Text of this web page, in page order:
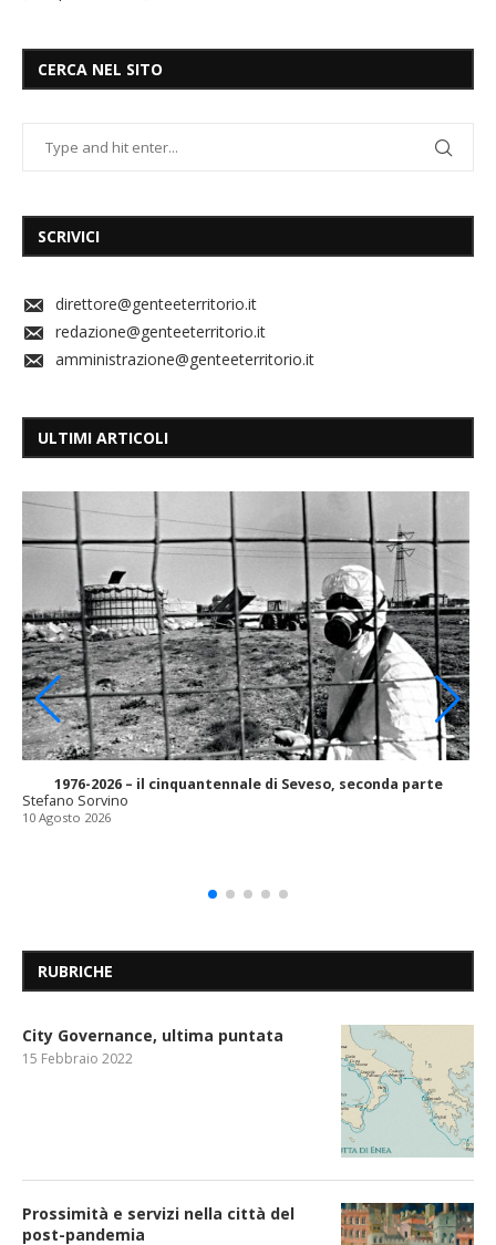
CERCA NEL SITO
SCRIVICI
direttore@genteeterritorio.it
redazione@genteeterritorio.it
amministrazione@genteeterritorio.it
ULTIMI ARTICOLI
1976-2026 – il cinquantennale di Seveso, seconda parte
Stefano Sorvino
10 Agosto 2026
RUBRICHE
City Governance, ultima puntata
15 Febbraio 2022
Prossimità e servizi nella città del
post-pandemia